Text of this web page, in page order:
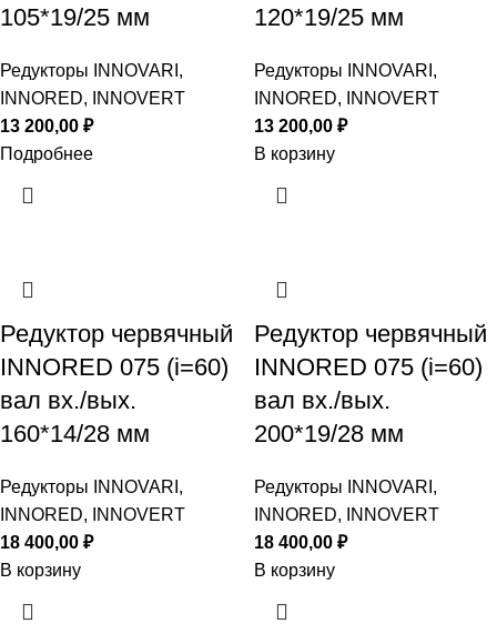
105*19/25 мм
Редукторы INNOVARI,
INNORED, INNOVERT
13 200,00 ₽
Подробнее
120*19/25 мм
Редукторы INNOVARI,
INNORED, INNOVERT
13 200,00 ₽
В корзину
Редуктор червячный
INNORED 075 (i=60)
вал вх./вых.
160*14/28 мм
Редукторы INNOVARI,
INNORED, INNOVERT
18 400,00 ₽
В корзину
Редуктор червячный
INNORED 075 (i=60)
вал вх./вых.
200*19/28 мм
Редукторы INNOVARI,
INNORED, INNOVERT
18 400,00 ₽
В корзину